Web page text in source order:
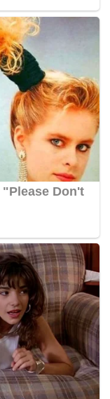
untuk
keluarga dan
Taman
yang wajib
liburan
ke Garut dan
menciptakan
orang tercinta.